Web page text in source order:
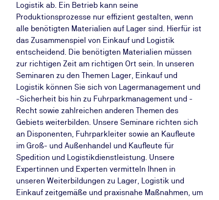
Logistik ab. Ein Betrieb kann seine
Produktionsprozesse nur effizient gestalten, wenn
alle benötigten Materialien auf Lager sind. Hierfür ist
das Zusammenspiel von Einkauf und Logistik
entscheidend. Die benötigten Materialien müssen
zur richtigen Zeit am richtigen Ort sein. In unseren
Seminaren zu den Themen Lager, Einkauf und
Logistik können Sie sich von Lagermanagement und
-Sicherheit bis hin zu Fuhrparkmanagement und -
Recht sowie zahlreichen anderen Themen des
Gebiets weiterbilden. Unsere Seminare richten sich
an Disponenten, Fuhrparkleiter sowie an Kaufleute
im Groß- und Außenhandel und Kaufleute für
Spedition und Logistikdienstleistung. Unsere
Expertinnen und Experten vermitteln Ihnen in
unseren Weiterbildungen zu Lager, Logistik und
Einkauf zeitgemäße und praxisnahe Maßnahmen, um